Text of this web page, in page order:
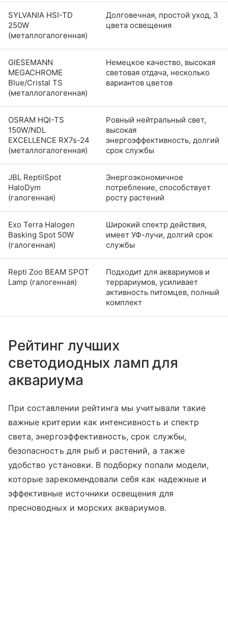
SYLVANIA HSI-TD
250W
(металлогалогенная)
Долговечная, простой уход, 3
цвета освещения
GIESEMANN
MEGACHROME
Blue/Cristal TS
(металлогалогенная)
Немецкое качество, высокая
световая отдача, несколько
вариантов цветов
OSRAM HQI-TS
150W/NDL
EXCELLENCE RX7s-24
(металлогалогенная)
Ровный нейтральный свет,
высокая
энергоэффективность, долгий
срок службы
JBL ReptilSpot
HaloDym
(галогенная)
Энергоэкономичное
потребление, способствует
росту растений
Exo Terra Halogen
Basking Spot 50W
(галогенная)
Широкий спектр действия,
имеет УФ-лучи, долгий срок
службы
Repti Zoo BEAM SPOT
Lamp (галогенная)
Подходит для аквариумов и
террариумов, усиливает
активность питомцев, полный
комплект
Рейтинг лучших
светодиодных ламп для
аквариума
При составлении рейтинга мы учитывали такие
важные критерии как интенсивность и спектр
света, энергоэффективность, срок службы,
безопасность для рыб и растений, а также
удобство установки. В подборку попали модели,
которые зарекомендовали себя как надежные и
эффективные источники освещения для
пресноводных и морских аквариумов.